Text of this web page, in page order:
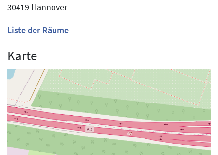
30419 Hannover
Liste der Räume
Karte